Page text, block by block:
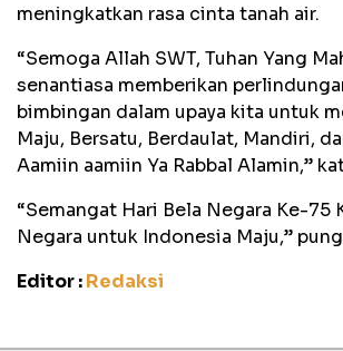
meningkatkan rasa cinta tanah air.
“Semoga Allah SWT, Tuhan Yang
senantiasa memberikan
bimbingan dalam upaya kita untuk
Maju, Bersatu, Berdaulat, Mandiri,
Aamiin aamiin Ya Rabbal Alamin,”
“Semangat Hari Bela Negara Ke-75
Negara untuk Indonesia Maju,”
Editor :Redaksi